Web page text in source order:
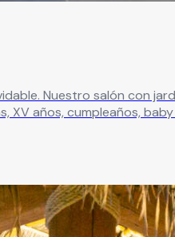
Nuestro salón con